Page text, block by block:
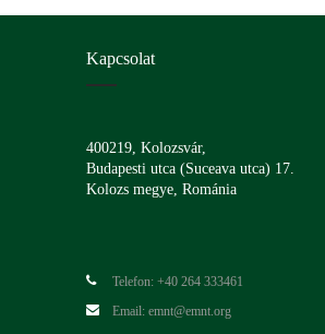
Kapcsolat
400219, Kolozsvár,
Budapesti utca (Suceava utca) 17.
Kolozs megye, Románia
Telefon: +40 264 333461
Email: emnt@emnt.org